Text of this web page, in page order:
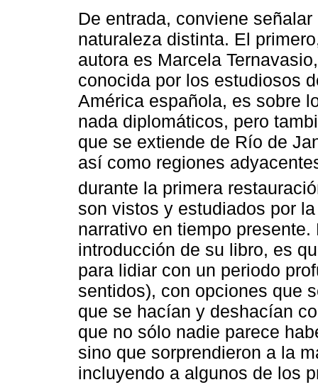
De entrada, conviene
naturaleza distinta. El
autora es Marcela
conocida por los estudiosos
América española, es sobre
nada diplomáticos, pero
que se extiende de Río de
así como regiones
durante la primera
son vistos y estudiados por
narrativo en tiempo
introducción de su libro, es
para lidiar con un periodo
sentidos), con opciones que
que se hacían y deshacían
que no sólo nadie parece
sino que sorprendieron a la
incluyendo a algunos de los